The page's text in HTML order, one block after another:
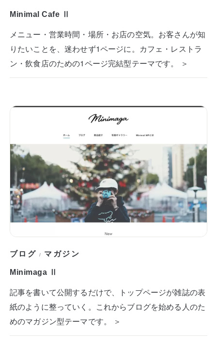
Minimal Cafe Ⅱ
メニュー・営業時間・場所・お店の空気。お客さんが知
りたいことを、迷わせず1ページに。カフェ・レストラ
ン・飲食店のための1ページ完結型テーマです。 ＞
ブログ / マガジン
Minimaga Ⅱ
記事を書いて公開するだけで、トップページが雑誌の表
紙のように整っていく。これからブログを始める人のた
めのマガジン型テーマです。 ＞